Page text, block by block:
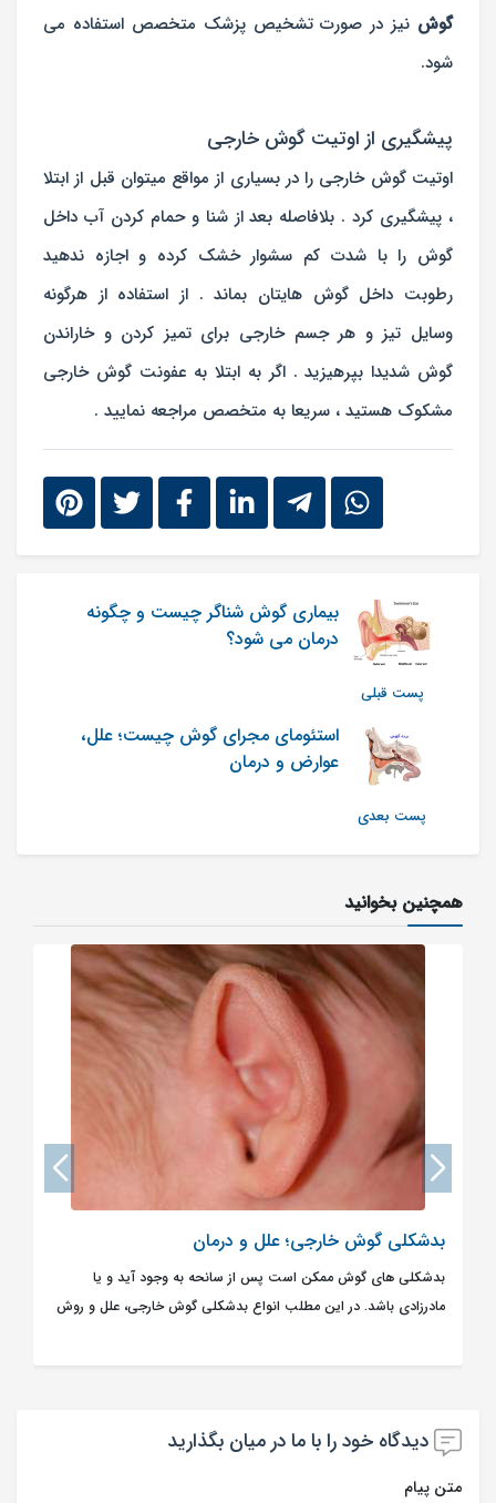
گوش نیز در صورت تشخیص پزشک متخصص استفاده می
شود.
پیشگیری از اوتیت گوش خارجی
اوتیت گوش خارجی را در بسیاری از مواقع میتوان قبل از ابتلا
، پیشگیری کرد . بلافاصله بعد از شنا و حمام کردن آب داخل
گوش را با شدت کم سشوار خشک کرده و اجازه ندهید
رطوبت داخل گوش هایتان بماند . از استفاده از هرگونه
وسایل تیز و هر جسم خارجی برای تمیز کردن و خاراندن
گوش شدیدا بپرهیزید . اگر به ابتلا به عفونت گوش خارجی
مشکوک هستید ، سریعا به متخصص مراجعه نمایید .
پست قبلی
بیماری گوش شناگر چیست و چگونه
درمان می شود؟
استئومای مجرای گوش چیست؛ علل،
عوارض و درمان
پست بعدی
همچنین بخوانید
بدشکلی گوش خارجی؛ علل و درمان
بدشکلی های گوش ممکن است پس از سانحه به وجود آید و یا
مادرزادی باشد. در این مطلب انواع بدشکلی گوش خارجی، علل و روش
دیدگاه خود را با ما در میان بگذارید
متن پیام